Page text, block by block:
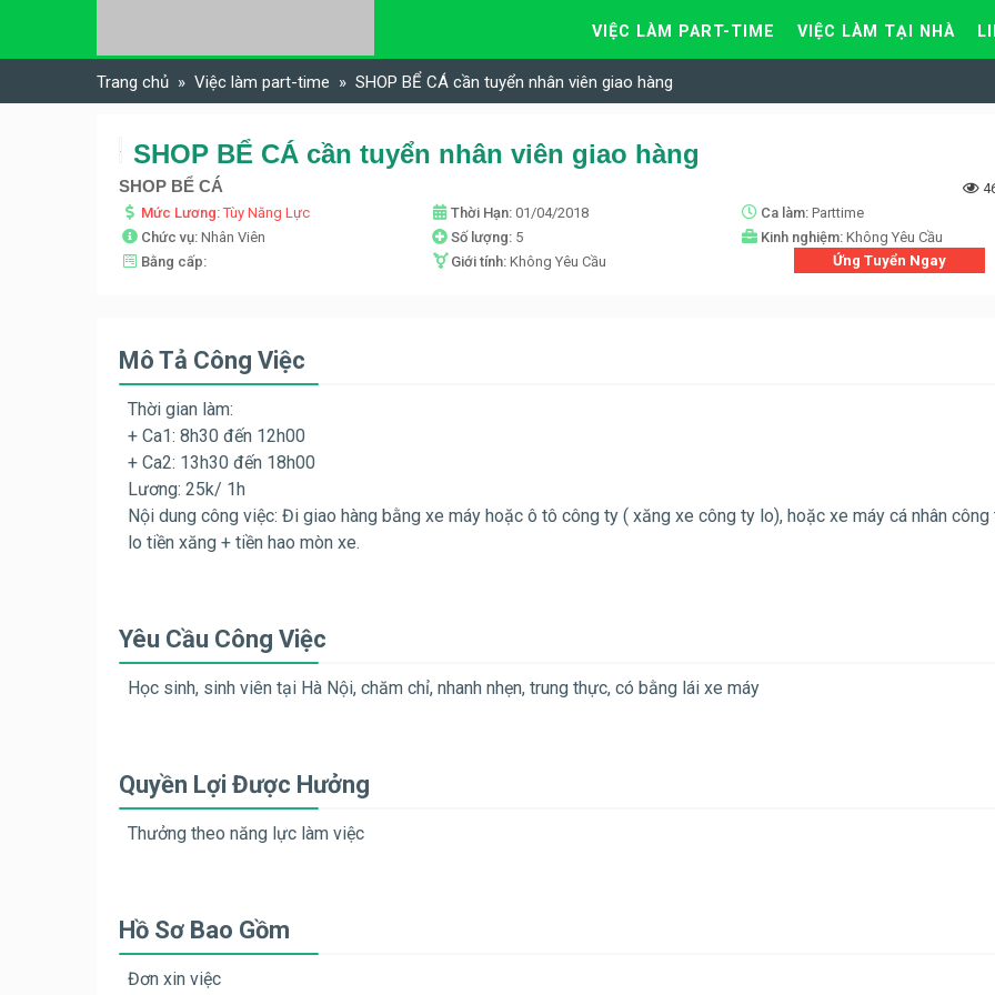
VIỆC LÀM PART-TIME VIỆC LÀM TẠI NHÀ
Trang chủ Việc làm part-time SHOP BỂ CÁ cần tuyển nhân viên giao hàng
SHOP BỂ CÁ cần tuyển nhân viên giao hàng
SHOP BỂ CÁ
Mức Lương:Tùy Năng Lực Thời Hạn:01/04/2018 Ca làm:Parttime
Chức vụ: Nhân Viên Số lượng: 5 Kinh nghiệm:Không Yêu Cầu
Bằng cấp:
Giới tính:Không Yêu Cầu Ứng Tuyển Ngay
Mô Tả Công Việc
Thời gian làm:
+ Ca1: 8h30 đến 12h00
+ Ca2: 13h30 đến 18h00
Lương: 25k/ 1h
Nội dung công việc: Đi giao hàng bằng xe máy hoặc ô tô công ty ( xăng xe công ty lo), hoặc xe máy cá nhân công
lo tiền xăng + tiền hao mòn xe.
Yêu Cầu Công Việc
Học sinh, sinh viên tại Hà Nội, chăm chỉ, nhanh nhẹn, trung thực, có bằng lái xe máy
Quyền Lợi Được Hưởng
Thưởng theo năng lực làm việc
Hồ Sơ Bao Gồm
Đơn xin việc